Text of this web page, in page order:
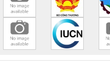
Những chú voi: Tôi không phải đồ rẻ
Sừng tê giác không phải thuốc chữa
Chiến đấu với nạn săn bắn tê giác
NAMA hỗ trợ mục tiêu phát triển bền
như thế nào?